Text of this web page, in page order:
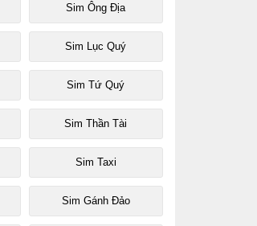
Sim Ông Địa
Sim Lục Quý
Sim Tứ Quý
Sim Thần Tài
Sim Taxi
Sim Gánh Đảo